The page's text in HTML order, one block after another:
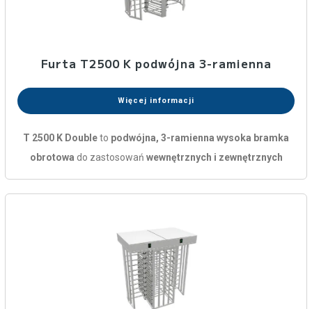
Furta T2500 K podwójna 3-ramienna
Więcej informacji
T 2500 K Doubleto podwójna, 3-ramienna wysoka bramka
obrotowa do zastosowań wewnętrznych i zewnętrznych